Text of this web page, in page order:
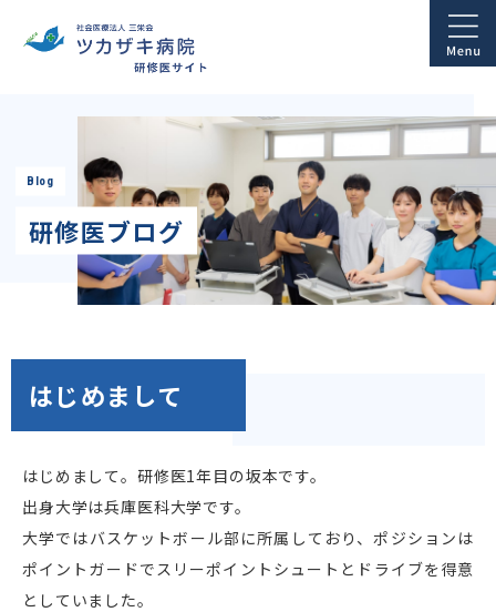
Blog
研修医ブログ
はじめまして
はじめまして。研修医1年目の坂本です。
出身大学は兵庫医科大学です。
大学ではバスケットボール部に所属しており、ポジションは
ポイントガードでスリーポイントシュートとドライブを得意
としていました。